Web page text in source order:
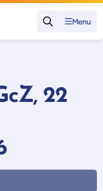
Zoeken
Menu
22